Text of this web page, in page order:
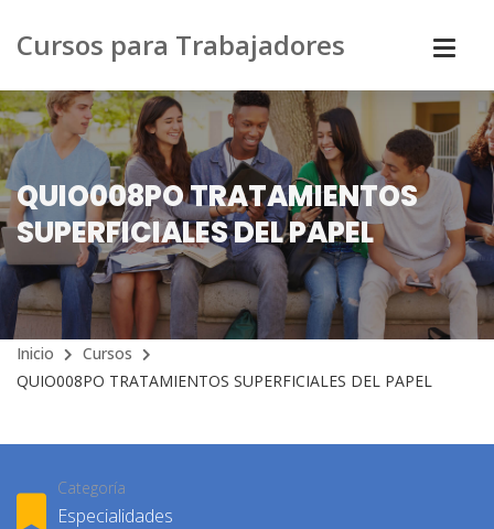
Cursos para Trabajadores
QUIO008PO TRATAMIENTOS
SUPERFICIALES DEL PAPEL
Inicio
Cursos
QUIO008PO TRATAMIENTOS SUPERFICIALES DEL PAPEL
Categoría
Especialidades